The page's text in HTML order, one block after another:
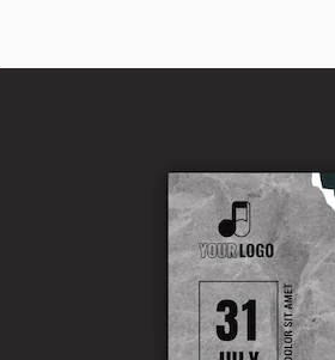
A plataforma criativa para você
seu melhor trabalho. Mais de 1
assinantes entre criativos,
agências e estúdios.
Português